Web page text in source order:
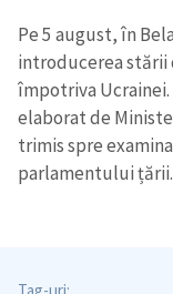
Pe 5 august, în
introducerea stării
împotriva Ucrainei.
elaborat de
trimis spre
parlamentului țării.